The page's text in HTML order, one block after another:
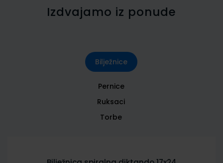
Izdvajamo iz ponude
Bilježnice
Pernice
Ruksaci
Torbe